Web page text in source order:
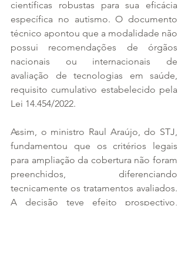
científicas robustas para sua eficácia
específica no autismo. O documento
técnico apontou que a modalidade não
possui recomendações de órgãos
nacionais ou internacionais de
avaliação de tecnologias em saúde,
requisito cumulativo estabelecido pela
Lei 14.454/2022.
Assim, o ministro Raul Araújo, do STJ,
fundamentou que os critérios legais
para ampliação da cobertura não foram
preenchidos, diferenciando
tecnicamente os tratamentos avaliados.
A decisão teve efeito prospectivo,